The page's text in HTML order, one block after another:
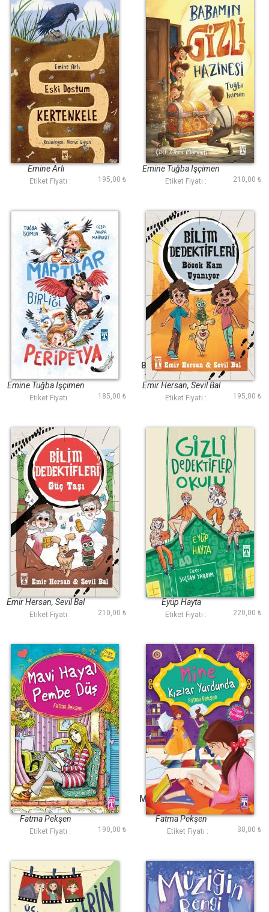
Eski Dostum
Kertenkele
Emine Arlı
Etiket Fiyatı : 195,00 ₺
Babamın Gizli
Hazinesi
Emine Tuğba Işçimen
Etiket Fiyatı : 210,00 ₺
Martılar Birliği
Peripetya
Emine Tuğba Işçimen
Etiket Fiyatı : 185,00 ₺
Böcek Kam Uyanıyor
- Bilim Dedektifleri
Emir Hersan, Sevil Bal
Etiket Fiyatı : 195,00 ₺
Güç Taşı - Bilim
Dedektifleri
Emir Hersan, Sevil Bal
Etiket Fiyatı : 210,00 ₺
Gizli Dedektifler
Okulu
Eyüp Hayta
Etiket Fiyatı : 220,00 ₺
Mavi Hayal Pembe
Düş - Özgür
Romanlar
Fatma Pekşen
Etiket Fiyatı : 190,00 ₺
Mine Kızlar Yurdunda
- Özgür Romanlar
Fatma Pekşen
Etiket Fiyatı : 30,00 ₺